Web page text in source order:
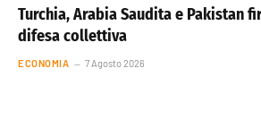
Turchia, Arabia Saudita e Pakistan
difesa collettiva
ECONOMIA 7 Agosto 2026